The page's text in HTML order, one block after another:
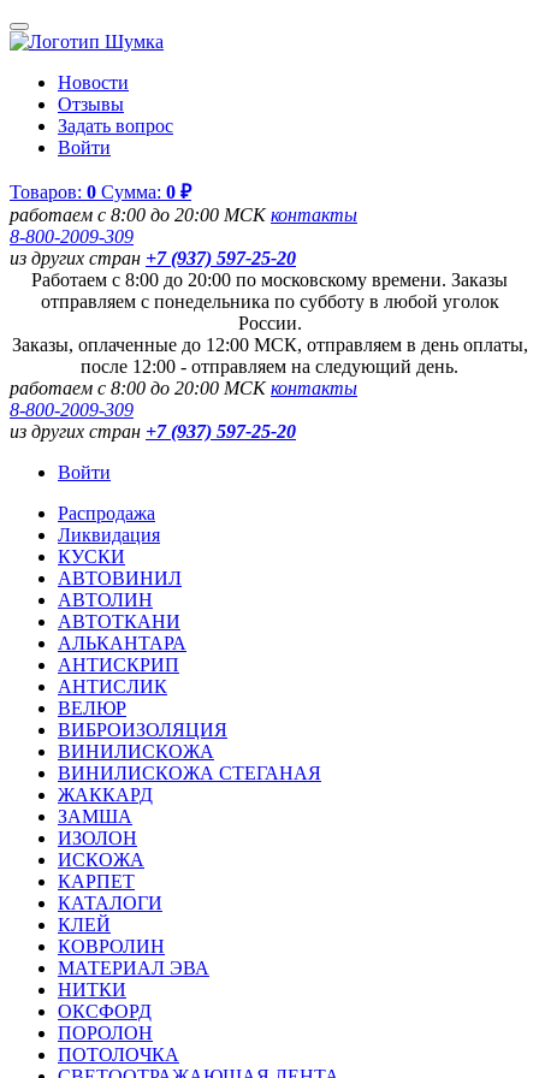
Новости
Отзывы
Задать вопрос
Войти
Товаров: 0 Сумма: 0 ₽
работаем с 8:00 до 20:00 МСКконтакты
8-800-2009-309
из других стран +7 (937) 597-25-20
Работаем с 8:00 до 20:00 по московскому времени. Заказы
отправляем с понедельника по субботу в любой уголок
России.
Заказы, оплаченные до 12:00 МСК, отправляем в день оплаты,
после 12:00 - отправляем на следующий день.
работаем с 8:00 до 20:00 МСКконтакты
8-800-2009-309
из других стран +7 (937) 597-25-20
Войти
Распродажа
Ликвидация
КУСКИ
АВТОВИНИЛ
АВТОЛИН
АВТОТКАНИ
АЛЬКАНТАРА
АНТИСКРИП
АНТИСЛИК
ВЕЛЮР
ВИБРОИЗОЛЯЦИЯ
ВИНИЛИСКОЖА
ВИНИЛИСКОЖА СТЕГАНАЯ
ЖАККАРД
ЗАМША
ИЗОЛОН
ИСКОЖА
КАРПЕТ
КАТАЛОГИ
КЛЕЙ
КОВРОЛИН
МАТЕРИАЛ ЭВА
НИТКИ
ОКСФОРД
ПОРОЛОН
ПОТОЛОЧКА